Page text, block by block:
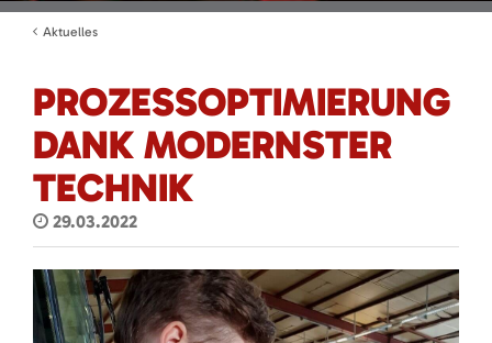
Aktuelles
PROZESSOPTIMIERUNG
DANK MODERNSTER
TECHNIK
29.03.2022